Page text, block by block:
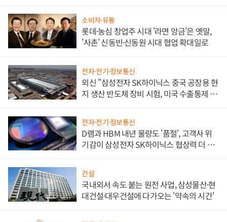
소비자·유통
롯데·농심 창업주 시대 '라면 앙금'은 옛말,
'사촌' 신동빈·신동원 시대 협업 확대일로
전자·전기·정보통신
외신 "삼성전자 SK하이닉스 중국 공장용 현
지 생산 반도체 장비 시험, 미국 수출통제 대
전자·전기·정보통신
D램과 HBM 내년 물량도 '품절', 고객사 위
기감이 삼성전자 SK하이닉스 협상력 더 키
건설
국내외서 속도 붙는 원전 사업, 삼성물산·현
대건설·대우건설에 다가오는 '약속의 시간'